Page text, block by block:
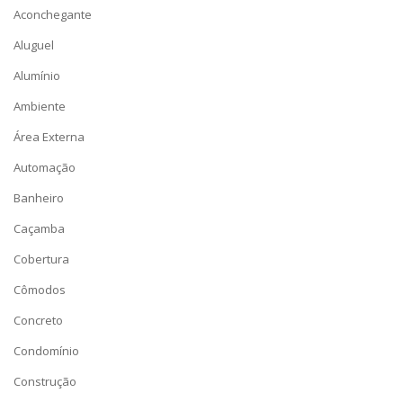
Aconchegante
Aluguel
Alumínio
Ambiente
Área Externa
Automação
Banheiro
Caçamba
Cobertura
Cômodos
Concreto
Condomínio
Construção